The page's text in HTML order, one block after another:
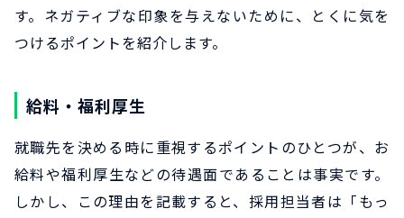
す。ネガティブな印象を与えないために、とくに気を
つけるポイントを紹介します。
給料・福利厚生
就職先を決める時に重視するポイントのひとつが、お
給料や福利厚生などの待遇面であることは事実です。
しかし、この理由を記載すると、採用担当者は「もっ